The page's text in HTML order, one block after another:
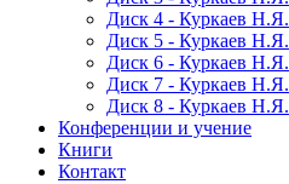
Диск 4 - Куркаев Н.Я.
Диск 5 - Куркаев Н.Я.
Диск 6 - Куркаев Н.Я.
Диск 7 - Куркаев Н.Я.
Диск 8 - Куркаев Н.Я.
Конференции и учение
Книги
Контакт